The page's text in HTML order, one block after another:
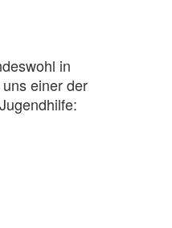
in
einer der